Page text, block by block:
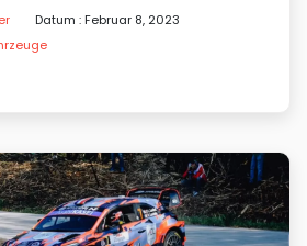
Datum : Februar 8, 2023